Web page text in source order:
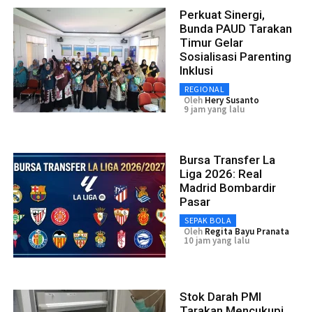
Perkuat Sinergi,
Bunda PAUD Tarakan
Timur Gelar
Sosialisasi Parenting
Inklusi
REGIONAL
Oleh Hery Susanto
9 jam yang lalu
Bursa Transfer La
Liga 2026: Real
Madrid Bombardir
Pasar
SEPAK BOLA
Oleh Regita Bayu Pranata
10 jam yang lalu
Stok Darah PMI